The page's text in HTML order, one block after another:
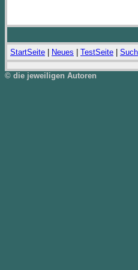
StartSeite Neues TestSeite
© die jeweiligen Autoren